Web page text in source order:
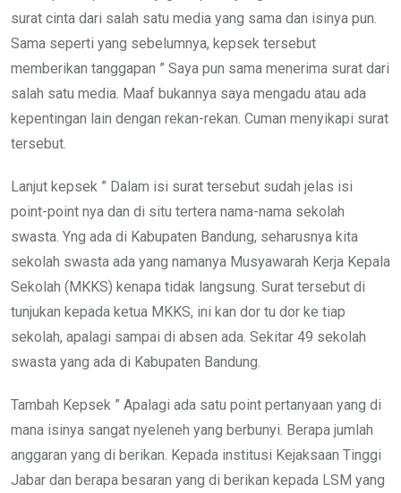
surat cinta dari salah satu media yang sama dan isinya pun.
Sama seperti yang sebelumnya, kepsek tersebut
memberikan tanggapan ” Saya pun sama menerima surat dari
salah satu media. Maaf bukannya saya mengadu atau ada
kepentingan lain dengan rekan-rekan. Cuman menyikapi surat
tersebut.
Lanjut kepsek ” Dalam isi surat tersebut sudah jelas isi
point-point nya dan di situ tertera nama-nama sekolah
swasta. Yng ada di Kabupaten Bandung, seharusnya kita
sekolah swasta ada yang namanya Musyawarah Kerja Kepala
Sekolah (MKKS) kenapa tidak langsung. Surat tersebut di
tunjukan kepada ketua MKKS, ini kan dor tu dor ke tiap
sekolah, apalagi sampai di absen ada. Sekitar 49 sekolah
swasta yang ada di Kabupaten Bandung.
Tambah Kepsek ” Apalagi ada satu point pertanyaan yang di
mana isinya sangat nyeleneh yang berbunyi. Berapa jumlah
anggaran yang di berikan. Kepada institusi Kejaksaan Tinggi
Jabar dan berapa besaran yang di berikan kepada LSM yang